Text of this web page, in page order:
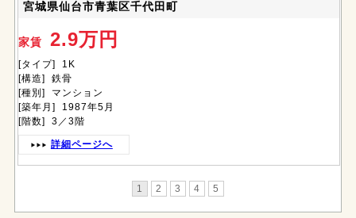
宮城県仙台市青葉区千代田町
家賃 2.9万円
[タイプ] 1K
[構造] 鉄骨
[種別] マンション
[築年月] 1987年5月
[階数] 3／3階
詳細ページへ
1 2 3 4 5